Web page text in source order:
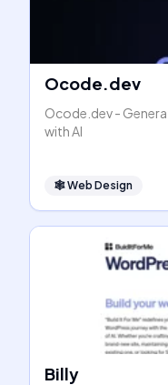
Ocode.dev
Ocode.dev -
with AI
🕸Web Design
Billy